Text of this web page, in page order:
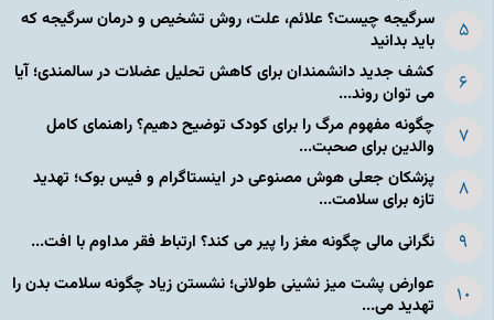
سرگیجه چیست؟ علائم، علت، روش تشخیص و درمان سرگیجه که
باید بدانید
کشف جدید دانشمندان برای کاهش تحلیل عضلات در سالمندی؛ آیا
می توان روند...
چگونه مفهوم مرگ را برای کودک توضیح دهیم؟ راهنمای کامل
والدین برای صحبت...
پزشکان جعلی هوش مصنوعی در اینستاگرام و فیس بوک؛ تهدید
تازه برای سلامت...
نگرانی مالی چگونه مغز را پیر می کند؟ ارتباط فقر مداوم با افت...
عوارض پشت میز نشینی طولانی؛ نشستن زیاد چگونه سلامت بدن را
تهدید می...